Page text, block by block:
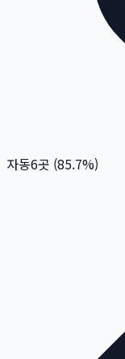
자동6곳 (85.7%)